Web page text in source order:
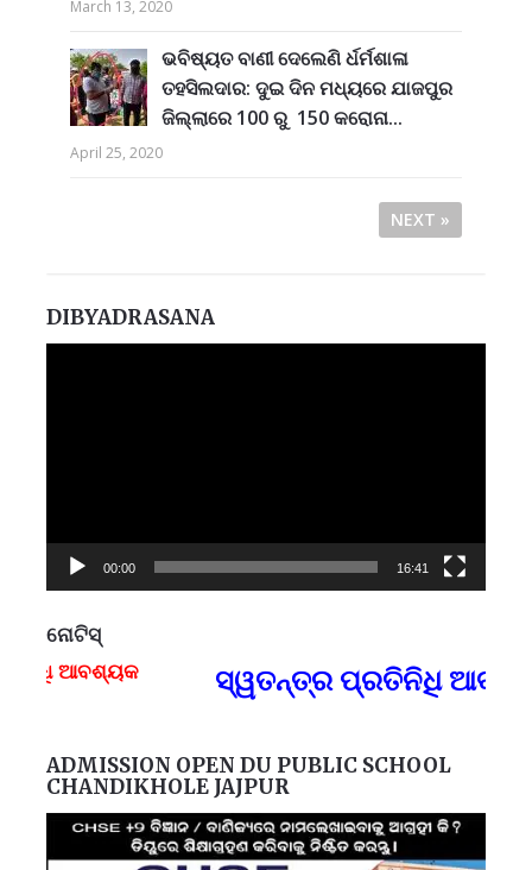
March 13, 2020
ଭବିଷ୍ୟତ ବାଣୀ ଦେଲେଣି ର୍ଧର୍ମଶାଳା
ତହସିଲଦାର: ଦୁଇ ଦିନ ମଧ୍ୟରେ ଯାଜପୁର
ଜିଲ୍ଲାରେ 100 ରୁ 150 କରୋନା...
April 25, 2020
NEXT »
DIBYADRASANA
00:00 16:41
ନୋଟିସ୍
ଆବଶ୍ୟକ
ସ୍ୱତନ୍ତ୍ର ପ୍ରତିନିଧି
ADMISSION OPEN DU PUBLIC SCHOOL
CHANDIKHOLE JAJPUR